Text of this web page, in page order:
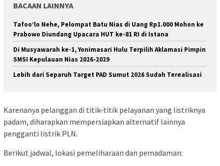
BACAAN LAINNYA
Tafoo’lo Nehe, Pelompat Batu Nias di Uang Rp1.000 Mohon ke
Prabowo Diundang Upacara HUT ke-81 RI di Istana
Di Musyawarah ke-1, Yonimasari Hulu Terpilih Aklamasi Pimpin
SMSI Kepulauan Nias 2026-2029
Lebih dari Separuh Target PAD Sumut 2026 Sudah Terealisasi
Karenanya pelanggan di titik-titik pelayanan yang listriknya
padam, diharapkan mempersiapkan alternatif lainnya
pengganti listrik PLN.
Berikut jadwal, lokasi pemeliharaan dan pemadaman: